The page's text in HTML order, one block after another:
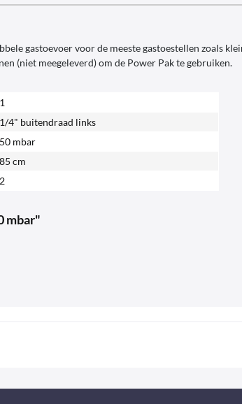
gastoevoer voor de meeste gastoestellen zoals
(niet meegeleverd) om de Power Pak te gebruiken.
1
1/4" buitendraad links
50 mbar
85 cm
2
mbar"